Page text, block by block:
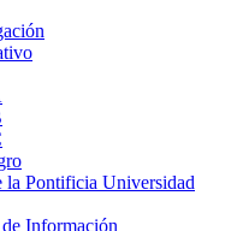
la Pontificia Universidad
Información